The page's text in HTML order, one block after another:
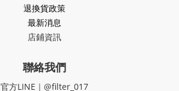
退換貨政策
最新消息
店鋪資訊
聯絡我們
官方LINE｜@filter_017